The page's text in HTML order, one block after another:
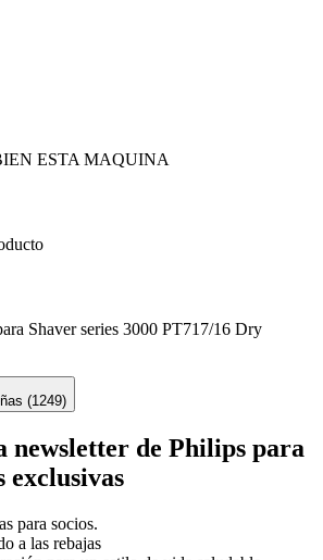
ESTA MAQUINA
Shaver series 3000 PT717/16 Dry
(1249)
newsletter de Philips para
para socios.
a las rebajas